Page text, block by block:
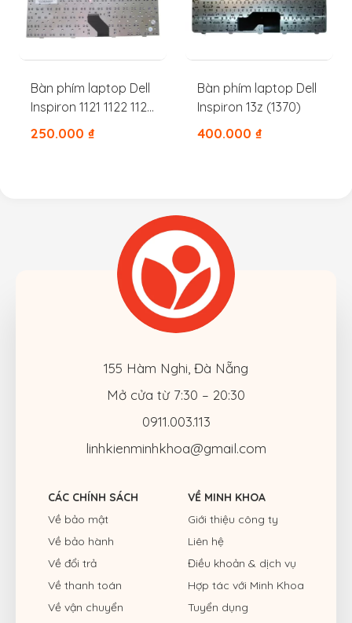
Bàn phím laptop Dell
Inspiron 1121 1122 1120
11Z M101Z M102Z
250.000 ₫
Bàn phím laptop Dell
Inspiron 13z (1370)
400.000 ₫
CÁC CHÍNH SÁCH
Về bảo mật
Về bảo hành
Về đổi trả
Về thanh toán
Về vận chuyển
155 Hàm Nghi, Đà Nẵng
Mở cửa từ 7:30 – 20:30
0911.003.113
linhkienminhkhoa@gmail.com
VỀ MINH KHOA
Giới thiệu công ty
Liên hệ
Điều khoản & dịch vụ
Hợp tác với Minh Khoa
Tuyển dụng